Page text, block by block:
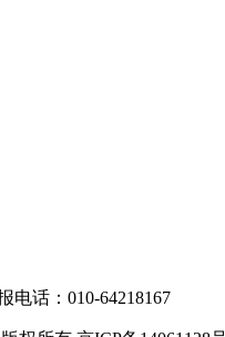
电话：010-64218167